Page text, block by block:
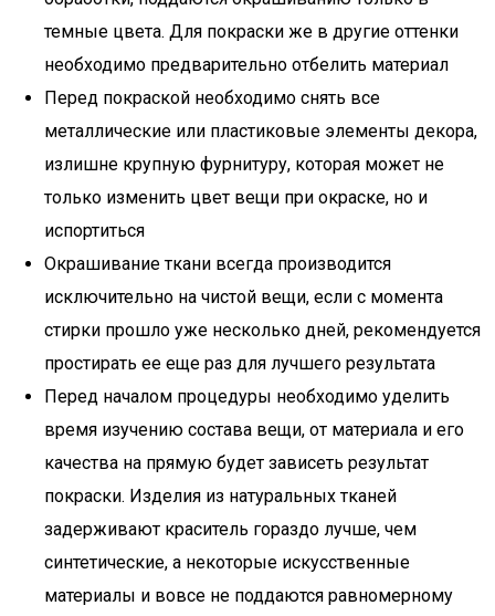
темные цвета. Для покраски же в другие оттенки
необходимо предварительно отбелить материал
Перед покраской необходимо снять все
металлические или пластиковые элементы декора,
излишне крупную фурнитуру, которая может не
только изменить цвет вещи при окраске, но и
испортиться
Окрашивание ткани всегда производится
исключительно на чистой вещи, если с момента
стирки прошло уже несколько дней, рекомендуется
простирать ее еще раз для лучшего результата
Перед началом процедуры необходимо уделить
время изучению состава вещи, от материала и его
качества на прямую будет зависеть результат
покраски. Изделия из натуральных тканей
задерживают краситель гораздо лучше, чем
синтетические, а некоторые искусственные
материалы и вовсе не поддаются равномерному